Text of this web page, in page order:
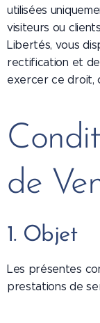
utilisées
visiteurs ou
Libertés, vous
rectification et
exercer ce droit,
de
1. Objet
Les présentes
prestations de